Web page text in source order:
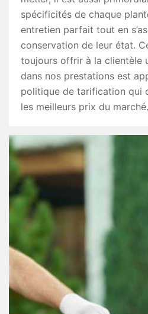
spécificités de chaque
entretien parfait tout en
conservation de leur état.
toujours offrir à la clientèle
dans nos prestations est
politique de tarification qui
les meilleurs prix du marché.